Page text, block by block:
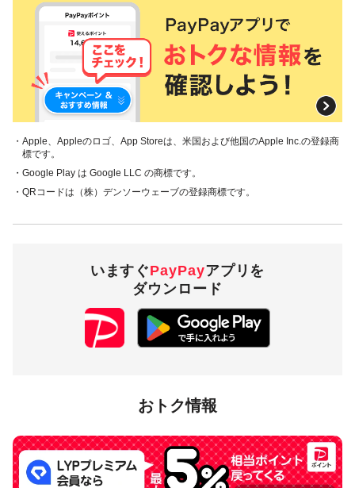
・Apple、Appleのロゴ、App Storeは、米国および他国のApple Inc.の登録商
標です。
・Google Play は Google LLC の商標です。
・QRコードは（株）デンソーウェーブの登録商標です。
いますぐPayPayアプリを
ダウンロード
おトク情報